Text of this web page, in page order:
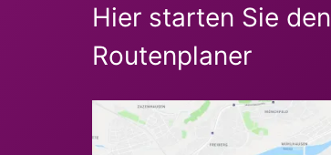
Hier starten Sie den
Routenplaner